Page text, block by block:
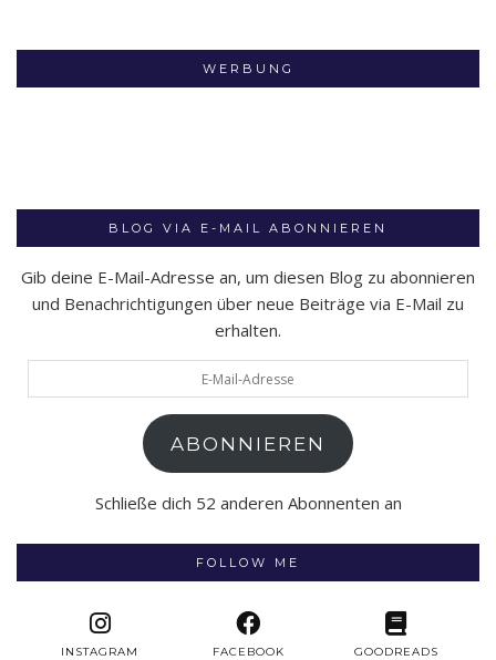
WERBUNG
BLOG VIA E-MAIL ABONNIEREN
Gib deine E-Mail-Adresse an, um diesen Blog zu abonnieren
und Benachrichtigungen über neue Beiträge via E-Mail zu
erhalten.
Mail-
ABONNIEREN
Schließe dich 52 anderen Abonnenten an
FOLLOW ME
INSTAGRAM FACEBOOK GOODREADS